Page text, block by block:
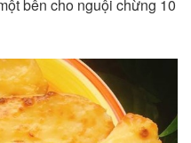
bên cho nguội chừng 10